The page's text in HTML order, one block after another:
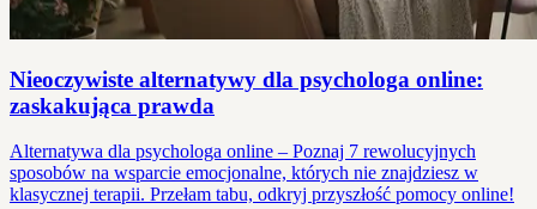
Nieoczywiste alternatywy dla psychologa online:
zaskakująca prawda
Alternatywa dla psychologa online – Poznaj 7 rewolucyjnych
sposobów na wsparcie emocjonalne, których nie znajdziesz w
klasycznej terapii. Przełam tabu, odkryj przyszłość pomocy online!